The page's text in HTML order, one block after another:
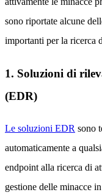
sono riportate alcune
importanti per la ricerca
1. Soluzioni di
(EDR)
Le soluzioni EDR sono
automaticamente a
endpoint alla ricerca di
gestione delle minacce